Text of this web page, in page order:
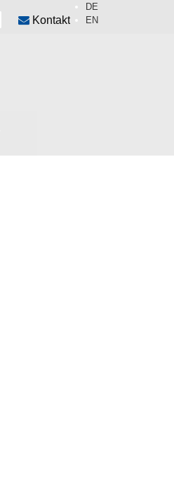
Kontakt
DE
EN